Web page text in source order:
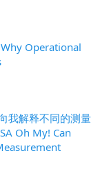
Operational
我解释不同的测量
Oh My! Can